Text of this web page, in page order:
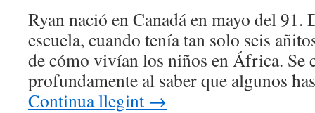
Ryan nació en Canadá en mayo del 91.
escuela, cuando tenía tan solo seis
de cómo vivían los niños en África. Se
profundamente al saber que algunos
Continua llegint →